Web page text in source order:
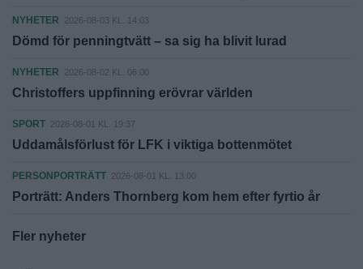
NYHETER 2026-08-03 KL. 14:03
Dömd för penningtvätt – sa sig ha blivit lurad
NYHETER 2026-08-02 KL. 06:00
Christoffers uppfinning erövrar världen
SPORT 2026-08-01 KL. 19:37
Uddamålsförlust för LFK i viktiga bottenmötet
PERSONPORTRÄTT 2026-08-01 KL. 13:00
Porträtt: Anders Thornberg kom hem efter fyrtio år
Fler nyheter